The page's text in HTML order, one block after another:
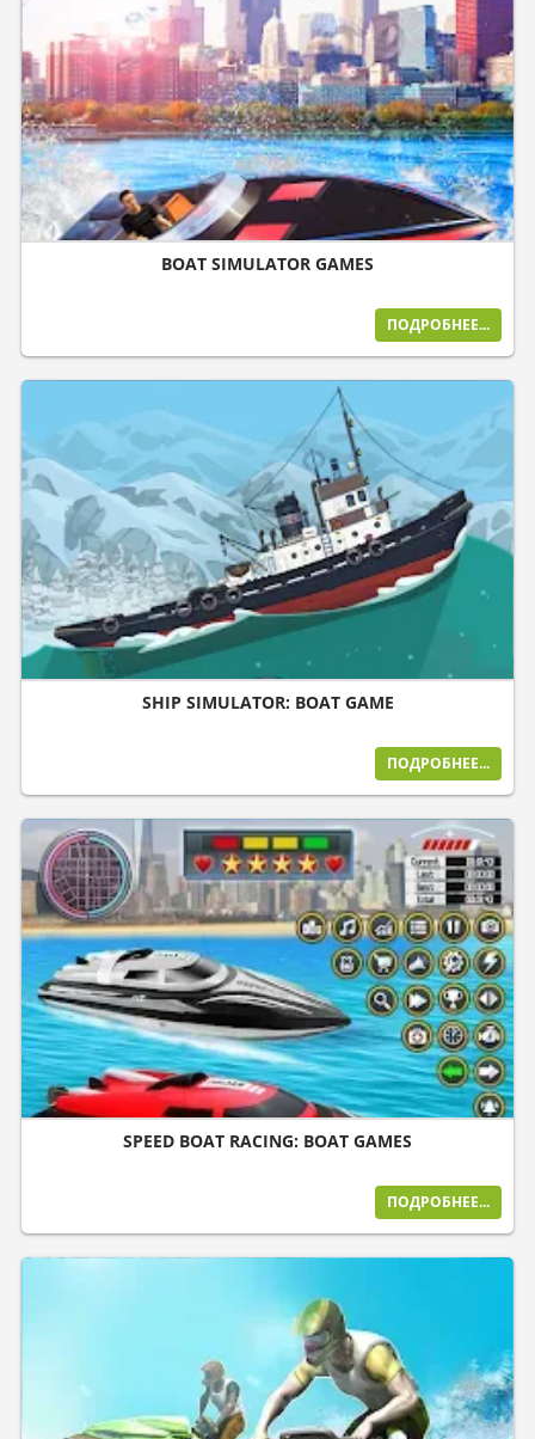
BOAT SIMULATOR GAMES
ПОДРОБНЕЕ...
SHIP SIMULATOR: BOAT GAME
ПОДРОБНЕЕ...
SPEED BOAT RACING: BOAT GAMES
ПОДРОБНЕЕ...